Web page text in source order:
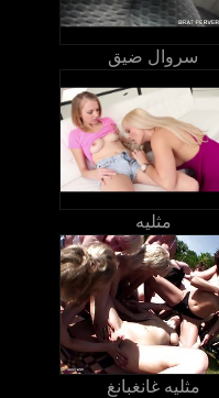
سروال ضيق
مثليه
مثليه غانغبانغ